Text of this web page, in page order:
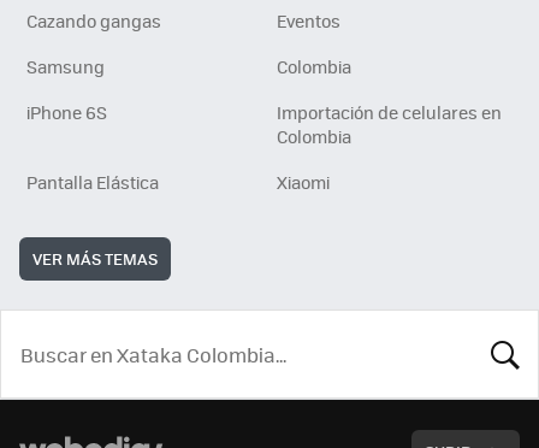
Cazando gangas
Eventos
Samsung
Colombia
iPhone 6S
Importación de celulares en
Colombia
Pantalla Elástica
Xiaomi
VER MÁS TEMAS